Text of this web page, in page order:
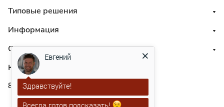
Типовые решения
Информация
О нас
Контакты
8 800 551 41 10
Евгений
Здравствуйте!